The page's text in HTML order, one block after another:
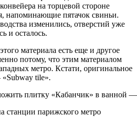
на торцевой стороне
напоминающие пятачок свиньи.
изменились, отверстий уже
и осталось.
материала есть еще и другое
потому, что этим материалом
метро. Кстати, оригинальное
tile».
станции парижского метро